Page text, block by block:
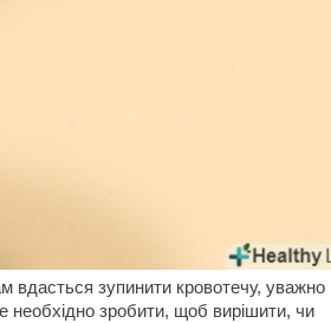
вдасться зупинити кровотечу, уважно
необхідно зробити, щоб вирішити, чи